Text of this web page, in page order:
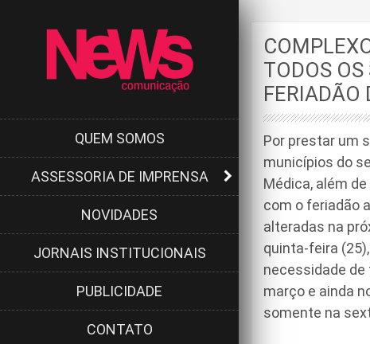
QUEM SOMOS
ASSESSORIA DE IMPRENSA
NOVIDADES
JORNAIS INSTITUCIONAIS
PUBLICIDADE
CONTATO
TODOS OS
FERIADÃO
Por prestar um
municípios do
Médica, além
com o feriadão
alteradas na
quinta-feira
necessidade
março e ainda
somente na